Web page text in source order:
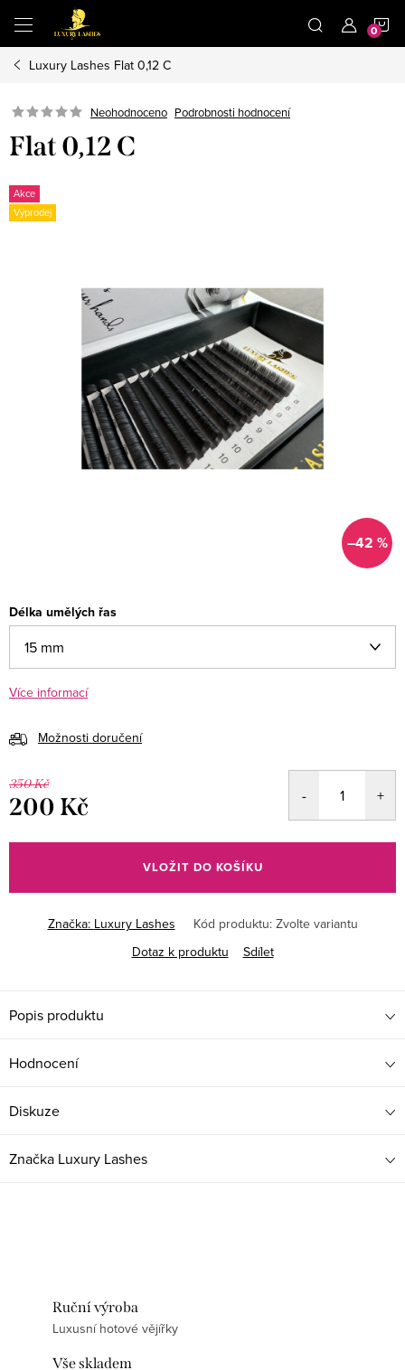
obsah
Luxury Lashes Flat 0,12 C
Neohodnoceno Podrobnosti hodnocení
Flat 0,12 C
Akce
Výprodej
–42 %
Délka umělých řas
Více informací
Možnosti doručení
350 Kč
200 Kč
cena:
VLOŽIT DO KOŠÍKU
Značka: Luxury Lashes Kód produktu: Zvolte variantu
Dotaz k produktu
Sdílet
Popis produktu
Hodnocení
Diskuze
Značka Luxury Lashes
Ruční výroba
Luxusní hotové vějířky
Vše skladem